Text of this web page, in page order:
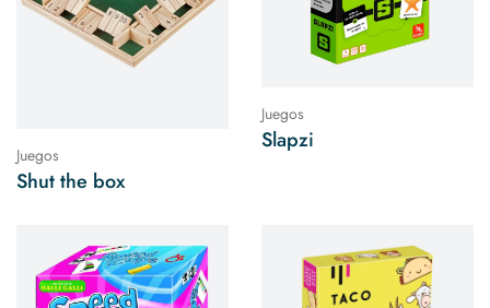
Juegos
Shut the box
Juegos
Slapzi